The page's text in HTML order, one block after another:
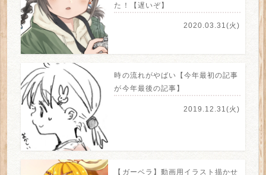
た！【遅いぞ】
2020.03.31(火)
時の流れがやばい【今年最初の記事
が今年最後の記事】
2019.12.31(火)
【ガーベラ】動画用イラスト描かせ